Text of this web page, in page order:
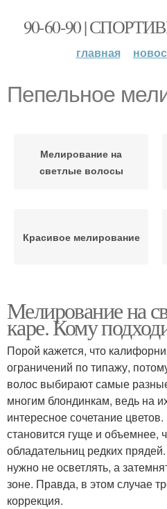
90-60-90 |
главная
Пепельное
Мелирование на
светлые волосы
Красивое мелирование
мелирование
Мелирование на
каре. Кому
Порой кажется, что
ограничений по типажу,
волос выбирают самые
многим блондинкам, ведь на
интересное сочетание
становится гуще и объемнее,
обладательниц редких
нужно не осветлять, а
зоне. Правда, в этом случае
коррекция.